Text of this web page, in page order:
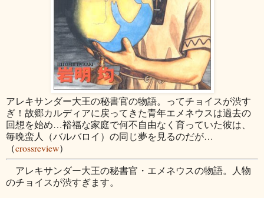
アレキサンダー大王の秘書官の物語。ってチョイスが渋す
ぎ！故郷カルディアに戻ってきた青年エメネウスは過去の
回想を始め…裕福な家庭で何不自由なく育っていた彼は、
毎晩蛮人（バルバロイ）の同じ夢を見るのだが…
（crossreview）
アレキサンダー大王の秘書官・エメネウスの物語。人物
のチョイスが渋すぎます。